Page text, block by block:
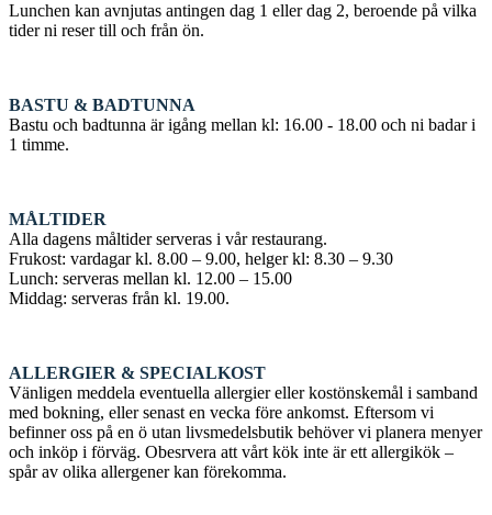
Lunchen kan avnjutas antingen dag 1 eller dag 2, beroende på vilka
tider ni reser till och från ön.
BASTU & BADTUNNA
Bastu och badtunna är igång mellan kl: 16.00 - 18.00 och ni badar i
1 timme.
MÅLTIDER
Alla dagens måltider serveras i vår restaurang.
Frukost: vardagar kl. 8.00 – 9.00, helger kl: 8.30 – 9.30
Lunch: serveras mellan kl. 12.00 – 15.00
Middag: serveras från kl. 19.00.
ALLERGIER & SPECIALKOST
Vänligen meddela eventuella allergier eller kostönskemål i samband
med bokning, eller senast en vecka före ankomst. Eftersom vi
befinner oss på en ö utan livsmedelsbutik behöver vi planera menyer
och inköp i förväg. Obesrvera att vårt kök inte är ett allergikök –
spår av olika allergener kan förekomma.